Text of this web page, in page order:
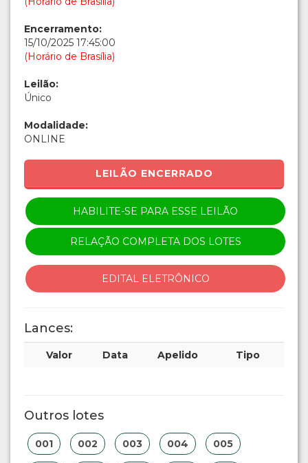
Encerramento:
15/10/2025 17:45:00
(Horário de Brasília)
Leilão:
Único
Modalidade:
ONLINE
LEILÃO ENCERRADO
HABILITE-SE PARA ESSE LEILÃO
RELAÇÃO COMPLETA DOS LOTES
EDITAL ELETRÔNICO
Lances:
Valor Data Apelido Tipo
Outros lotes
001 002 003 004 005